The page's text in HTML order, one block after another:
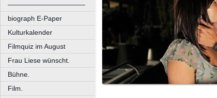
––––––––––––––––––––
biograph E-Paper
Kulturkalender
Filmquiz im August
Frau Liese wünscht.
Bühne.
Film.